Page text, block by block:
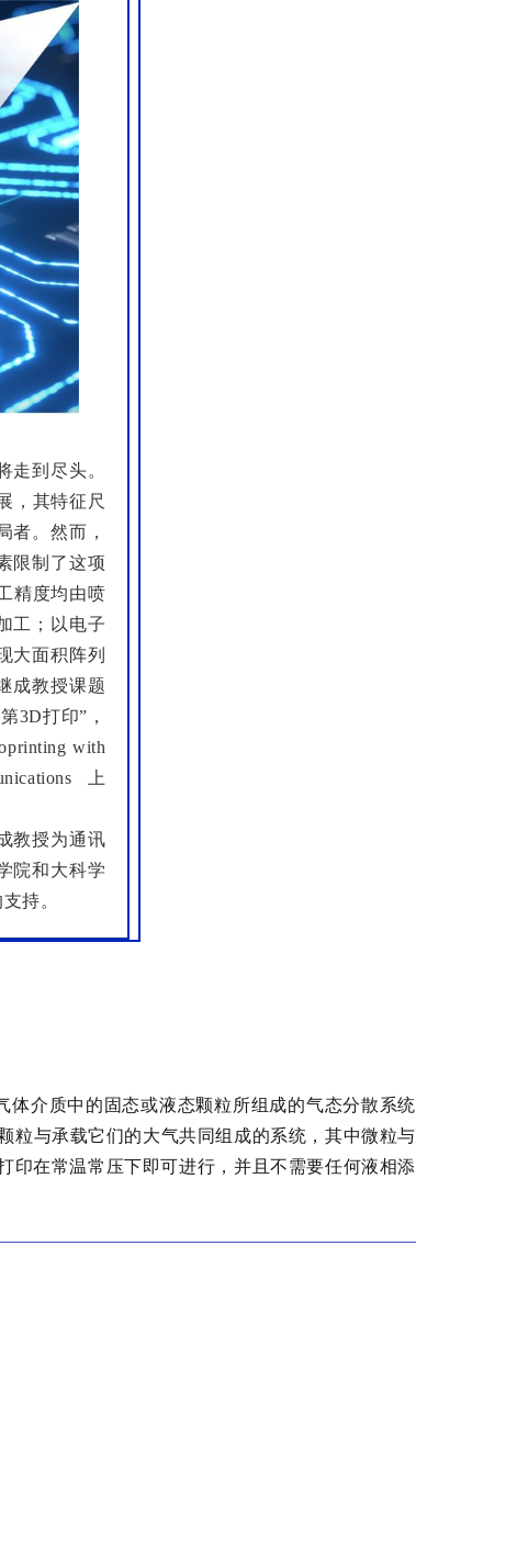
走到尽头。
，其特征尺
者。然而，
限制了这项
精度均由喷
工；以电子
大面积阵列
成教授课题
3D打印”，
with
上
教授为通讯
院和大科学
持。
介质中的固态或液态颗粒所组成的气态分散系统
粒与承载它们的大气共同组成的系统，其中微粒与
印在常温常压下即可进行，并且不需要任何液相添